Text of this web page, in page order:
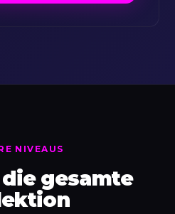
NIVEAUS
gesamte